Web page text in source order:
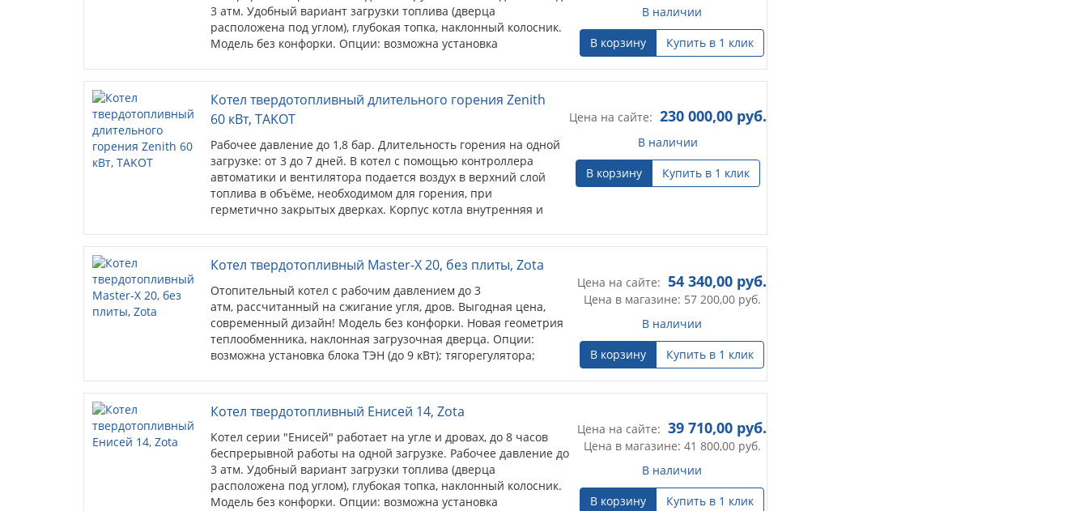
3 атм. Удобный вариант загрузки топлива (дверца
расположена под углом), глубокая топка, наклонный колосник.
Модель без конфорки. Опции: возможна установка
В наличии
В корзину
Купить в 1 клик
Котел твердотопливный длительного горения Zenith
60 кВт, TAKOT
Рабочее давление до 1,8 бар. Длительность горения на одной
загрузке: от 3 до 7 дней. В котел с помощью контроллера
автоматики и вентилятора подается воздух в верхний слой
топлива в объёме, необходимом для горения, при
герметично закрытых дверках. Корпус котла внутренняя и
Цена на сайте: 230 000,00 руб.
В наличии
В корзину
Купить в 1 клик
Котел твердотопливный Master-X 20, без плиты, Zota
Отопительный котел с рабочим давлением до 3
атм, рассчитанный на сжигание угля, дров. Выгодная цена,
современный дизайн! Модель без конфорки. Новая геометрия
теплообменника, наклонная загрузочная дверца. Опции:
возможна установка блока ТЭН (до 9 кВт); тягорегулятора;
Цена на сайте: 54 340,00 руб.
Цена в магазине: 57 200,00руб.
В наличии
В корзину
Купить в 1 клик
Котел твердотопливный Енисей 14, Zota
Котел серии "Енисей" работает на угле и дровах, до 8 часов
беспрерывной работы на одной загрузке. Рабочее давление до
3 атм. Удобный вариант загрузки топлива (дверца
расположена под углом), глубокая топка, наклонный колосник.
Модель без конфорки. Опции: возможна установка
Цена на сайте: 39 710,00 руб.
Цена в магазине: 41 800,00руб.
В наличии
В корзину
Купить в 1 клик